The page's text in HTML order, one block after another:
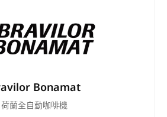
Bonamat
荷蘭全自動咖啡機